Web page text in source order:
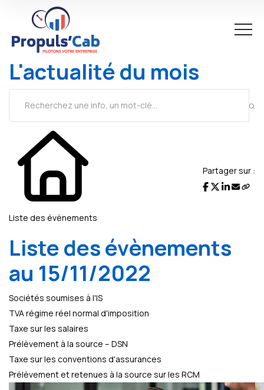
L'actualité du mois
Liste des évènements
Partager sur :
Liste des évènements
au 15/11/2022
Sociétés soumises à l'IS
TVA régime réel normal d'imposition
Taxe sur les salaires
Prélèvement à la source – DSN
Taxe sur les conventions d'assurances
Prélèvement et retenues à la source sur les RCM